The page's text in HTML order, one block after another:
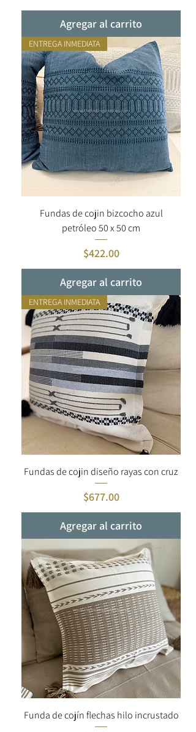
Agregar al carrito
ENTREGA INMEDIATA
Fundas de cojin bizcocho azul
petróleo 50 x 50 cm
Precio
$422.00
Agregar al carrito
ENTREGA INMEDIATA
Fundas de cojin diseño rayas con cruz
Precio
$677.00
Agregar al carrito
Funda de cojín flechas hilo incrustado